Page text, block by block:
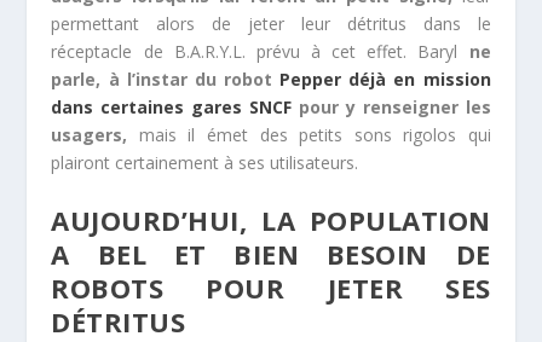
permettant alors de jeter leur détritus dans le
réceptacle de B.A.R.Y.L. prévu à cet effet. Baryl ne
parle, à l’instar du robot Pepper déjà en mission
dans certaines gares SNCF pour y renseigner les
usagers, mais il émet des petits sons rigolos qui
plairont certainement à ses utilisateurs.
AUJOURD’HUI, LA POPULATION
A BEL ET BIEN BESOIN DE
ROBOTS POUR JETER SES
DÉTRITUS